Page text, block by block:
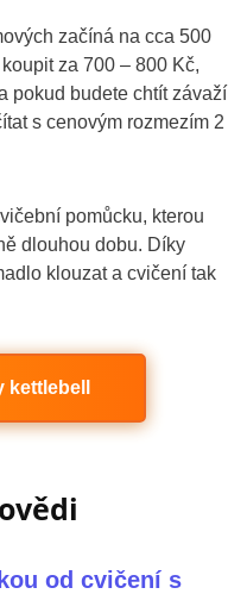
začíná na cca 500
za 700 – 800 Kč,
pokud budete chtít závaží
s cenovým rozmezím 2
pomůcku, kterou
dlouhou dobu. Díky
klouzat a cvičení tak
kettlebell
od cvičení s